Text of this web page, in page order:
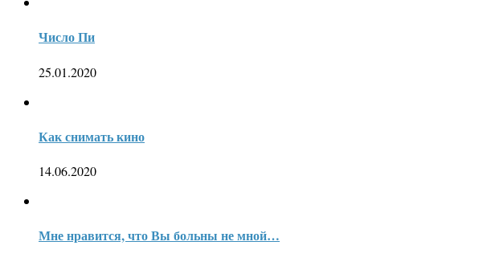
Число Пи
25.01.2020
Как снимать кино
14.06.2020
Мне нравится, что Вы больны не мной…